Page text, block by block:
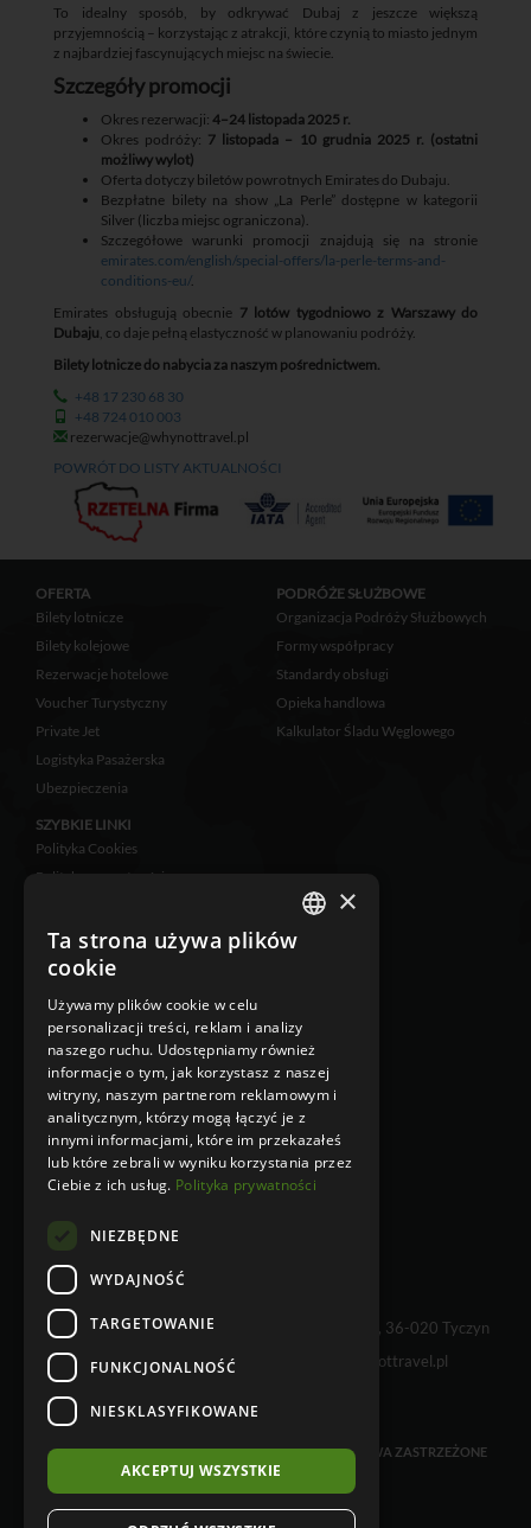
To idealny sposób, by odkrywać Dubaj z jeszcze większą
przyjemnością – korzystając z atrakcji, które czynią to miasto jednym
z najbardziej fascynujących miejsc na świecie.
Szczegóły promocji
Okres rezerwacji: 4–24 listopada 2025 r.
Okres podróży: 7 listopada – 10 grudnia 2025 r. (ostatni
możliwy wylot)
Oferta dotyczy biletów powrotnych Emirates do Dubaju.
Bezpłatne bilety na show „La Perle” dostępne w kategorii
Silver (liczba miejsc ograniczona).
Szczegółowe warunki promocji znajdują się na stronie
emirates.com/english/special-offers/la-perle-terms-and-
conditions-eu/.
Emirates obsługują obecnie 7 lotów tygodniowo z Warszawy do
Dubaju, co daje pełną elastyczność w planowaniu podróży.
Bilety lotnicze do nabycia za naszym pośrednictwem.
+48 17 230 68 30
+48 724 010 003
rezerwacje@whynottravel.pl
POWRÓT DO LISTY AKTUALNOŚCI
WHY NOT TRAVEL sp. z o.o., Kielnarowa 108 A, 36-020 Tyczyn
tel. +48 17 230 68 01 e-mail:
info@whynottravel.pl
OFERTA
Bilety lotnicze
Bilety kolejowe
Rezerwacje hotelowe
Voucher Turystyczny
Private Jet
Logistyka Pasażerska
Ubezpieczenia
PODRÓŻE SŁUŻBOWE
Organizacja Podróży Służbowych
Formy współpracy
Standardy obsługi
Opieka handlowa
Kalkulator Śladu Węglowego
SZYBKIE LINKI
Polityka Cookies
Polityka prywatności
Klauzula informacyjna
RODO
Klauzula Informacyjna w
przypadku zbierania danych
osobowych niebezpośrednio od
osoby, której dane dotyczą
Klauzula Informacyjna w
przypadku zbierania danych
osobowych bezpośrednio od osoby,
której dane dotyczą
COPYRIGHT © 2026 WHYNOTTRAVEL. WSZELKIE PRAWA ZASTRZEŻONE
×
Ta strona używa plików
cookie
Używamy plików cookie w celu
personalizacji treści, reklam i analizy
naszego ruchu. Udostępniamy również
informacje o tym, jak korzystasz z naszej
witryny, naszym partnerom reklamowym i
analitycznym, którzy mogą łączyć je z
innymi informacjami, które im przekazałeś
lub które zebrali w wyniku korzystania przez
Ciebie z ich usług. Polityka prywatności
NIEZBĘDNE
WYDAJNOŚĆ
TARGETOWANIE
FUNKCJONALNOŚĆ
NIESKLASYFIKOWANE
AKCEPTUJ WSZYSTKIE